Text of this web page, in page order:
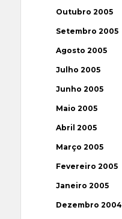
Outubro 2005
Setembro 2005
Agosto 2005
Julho 2005
Junho 2005
Maio 2005
Abril 2005
Março 2005
Fevereiro 2005
Janeiro 2005
Dezembro 2004